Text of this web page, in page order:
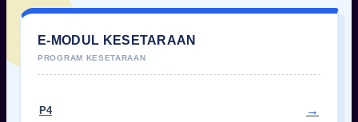
E-MODUL KESETARAAN
P4